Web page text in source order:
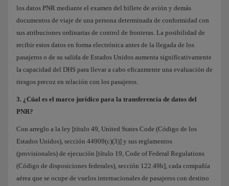
los datos PNR mediante el examen del billete de avión y demás
documentos de viaje de una persona determinada de conformidad con
sus atribuciones ordinarias de control de fronteras. La posibilidad de
recibir estos datos en forma electrónica antes de la llegada de los
pasajeros o de su salida de Estados Unidos aumenta significativamente
la capacidad del DHS para llevar a cabo eficazmente una evaluación de
riesgos precoz en relación con los pasajeros.
3. ¿Cúal es el marco jurídico para la transferencía de datos del
PNR?
Con arreglo a la ley [título 49, United States Code (Código de los
Estados Unidos), sección 44909(c)(3)] y sus reglamentos
(provisionales) de ejecución [título 19, Code of Federal Regulations
(Código de disposiciones federales), sección 122.49b], cada compañía
aérea que se ocupe de vuelos internacionales de pasajeros con destino